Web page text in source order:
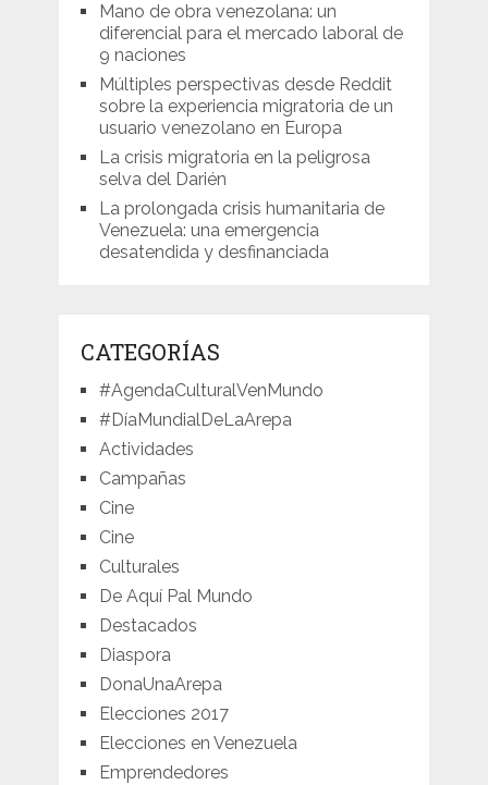
Mano de obra venezolana: un
diferencial para el mercado laboral de
9 naciones
Múltiples perspectivas desde Reddit
sobre la experiencia migratoria de un
usuario venezolano en Europa
La crisis migratoria en la peligrosa
selva del Darién
La prolongada crisis humanitaria de
Venezuela: una emergencia
desatendida y desfinanciada
CATEGORÍAS
#AgendaCulturalVenMundo
#DíaMundialDeLaArepa
Actividades
Campañas
Cine
Cine
Culturales
De Aquí Pal Mundo
Destacados
Diaspora
DonaUnaArepa
Elecciones 2017
Elecciones en Venezuela
Emprendedores